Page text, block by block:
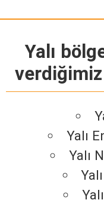
Yalı
Yalı
Yalı